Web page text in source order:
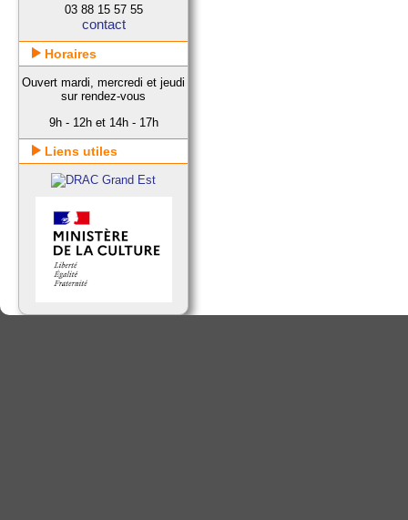
03 88 15 57 55
contact
Horaires
Ouvert mardi, mercredi et jeudi
sur rendez-vous
9h - 12h et 14h - 17h
Liens utiles